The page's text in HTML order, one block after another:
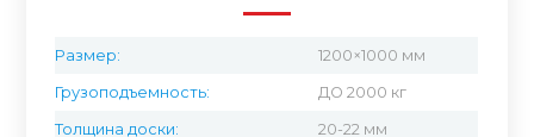
Размер: 1200×1000 мм
Грузоподъемность: ДО 2000 кг
Толщина доски: 20-22 мм